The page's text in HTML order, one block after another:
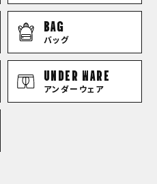
BAG
バッグ
UNDER WARE
アンダーウェア